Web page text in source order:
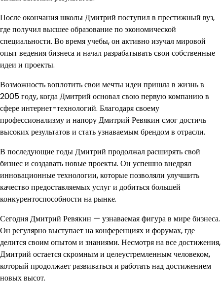
После окончания школы Дмитрий поступил в престижный вуз,
где получил высшее образование по экономической
специальности. Во время учебы, он активно изучал мировой
опыт ведения бизнеса и начал разрабатывать свои собственные
идеи и проекты.
Возможность воплотить свои мечты идеи пришла в жизнь в
2005 году, когда Дмитрий основал свою первую компанию в
сфере интернет-технологий. Благодаря своему
профессионализму и напору Дмитрий Ревякин смог достичь
высоких результатов и стать узнаваемым брендом в отрасли.
В последующие годы Дмитрий продолжал расширять свой
бизнес и создавать новые проекты. Он успешно внедрял
инновационные технологии, которые позволяли улучшить
качество предоставляемых услуг и добиться большей
конкурентоспособности на рынке.
Сегодня Дмитрий Ревякин — узнаваемая фигура в мире бизнеса.
Он регулярно выступает на конференциях и форумах, где
делится своим опытом и знаниями. Несмотря на все достижения,
Дмитрий остается скромным и целеустремленным человеком,
который продолжает развиваться и работать над достижением
новых высот.